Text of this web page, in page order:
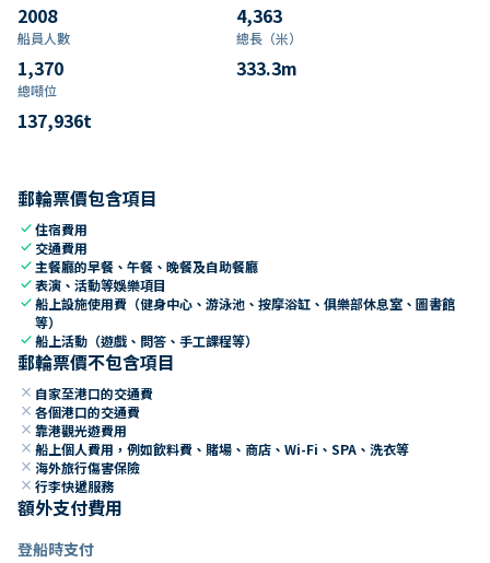
2008 4,363
船員人數
1,370
總長（米）
333.3m
總噸位
137,936t
郵輪票價包含項目
check住宿費用
check 交通費用
check 主餐廳的早餐、午餐、晚餐及自助餐廳
check表演、活動等娛樂項目
check船上設施使用費（健身中心、游泳池、按摩浴缸、俱樂部休息室、圖書館
等）
check船上活動（遊戲、問答、手工課程等）
郵輪票價不包含項目
close 自家至港口的交通費
close 各個港口的交通費
close 靠港觀光遊費用
close 船上個人費用，例如飲料費、賭場、商店、Wi-Fi、SPA、洗衣等
close 海外旅行傷害保險
close 行李快遞服務
額外支付費用
登船時支付